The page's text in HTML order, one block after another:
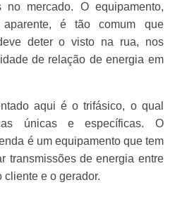
no mercado. O equipamento,
é tão comum que
deter o visto na rua, nos
de relação de energia em
aqui é o trifásico, o qual
únicas e específicas. O
é um equipamento que tem
transmissões de energia entre
cliente e o gerador.